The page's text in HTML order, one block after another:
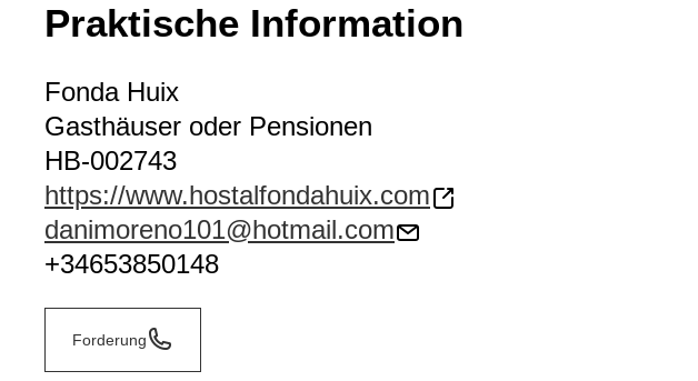
Praktische Information
Fonda Huix
Gasthäuser oder Pensionen
HB-002743
https://www.hostalfondahuix.com
danimoreno101@hotmail.com
+34653850148
Forderung